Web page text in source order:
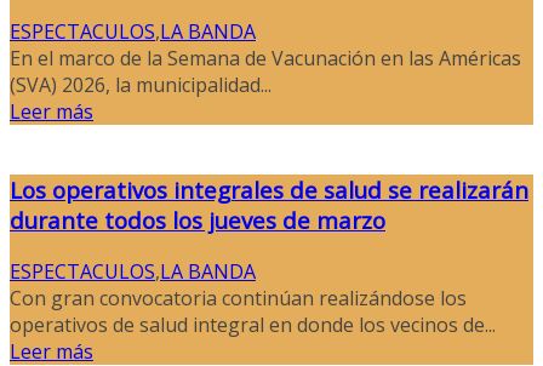
ESPECTACULOS,LA BANDA
En el marco de la Semana de Vacunación en las Américas
(SVA) 2026, la municipalidad...
Leer más
Los operativos integrales de salud se realizarán
durante todos los jueves de marzo
ESPECTACULOS,LA BANDA
Con gran convocatoria continúan realizándose los
operativos de salud integral en donde los vecinos de...
Leer más